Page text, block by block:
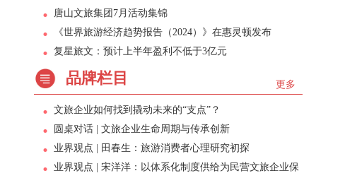
唐山文旅集团7月活动集锦
《世界旅游经济趋势报告（2024）》在惠灵顿发布
复星旅文：预计上半年盈利不低于3亿元
更多
品牌栏目
文旅企业如何找到撬动未来的“支点”？
圆桌对话 | 文旅企业生命周期与传承创新
业界观点 | 田春生：旅游消费者心理研究初探
业界观点 | 宋洋洋：以体系化制度供给为民营文旅企业保